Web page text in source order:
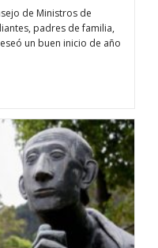
de Ministros de
padres de familia,
un buen inicio de año